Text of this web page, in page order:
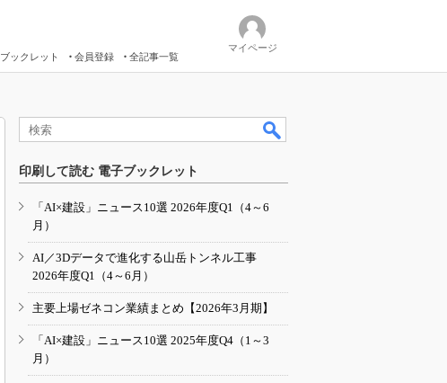
ブックレット 会員登録 全記事一覧
マイページ
印刷して読む 電子ブックレット
「AI×建設」ニュース10選 2026年度Q1（4～6
月）
AI／3Dデータで進化する山岳トンネル工事
2026年度Q1（4～6月）
主要上場ゼネコン業績まとめ【2026年3月期】
「AI×建設」ニュース10選 2025年度Q4（1～3
月）